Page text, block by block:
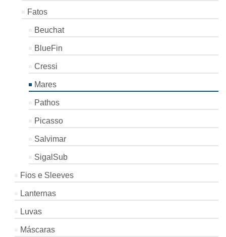
Fatos
Beuchat
BlueFin
Cressi
Mares
Pathos
Picasso
Salvimar
SigalSub
Fios e Sleeves
Lanternas
Luvas
Máscaras